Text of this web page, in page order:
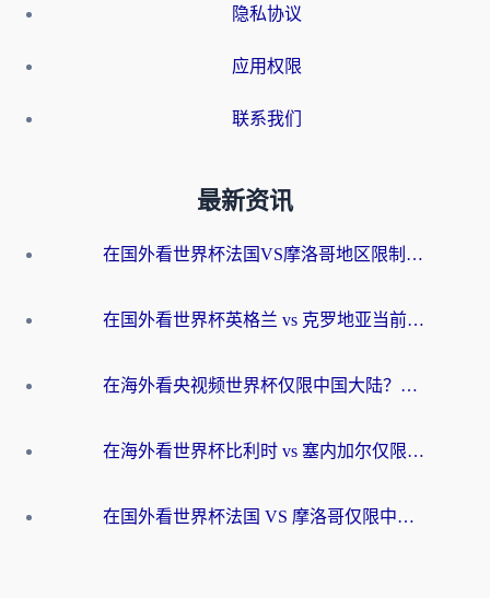
隐私协议
应用权限
联系我们
最新资讯
在国外看世界杯法国VS摩洛哥地区限制？这篇指南让你流畅看中文解说无压力
在国外看世界杯英格兰 vs 克罗地亚当前地区不可播放？这篇指南帮你搞定所有海外观赛难题
在海外看央视频世界杯仅限中国大陆？这篇指南帮你解锁中文解说+无卡顿直播
在海外看世界杯比利时 vs 塞内加尔仅限中国大陆？我找到了最流畅的中文解说之路
在国外看世界杯法国 VS 摩洛哥仅限中国大陆？海外党这样看中文解说赛事不卡顿